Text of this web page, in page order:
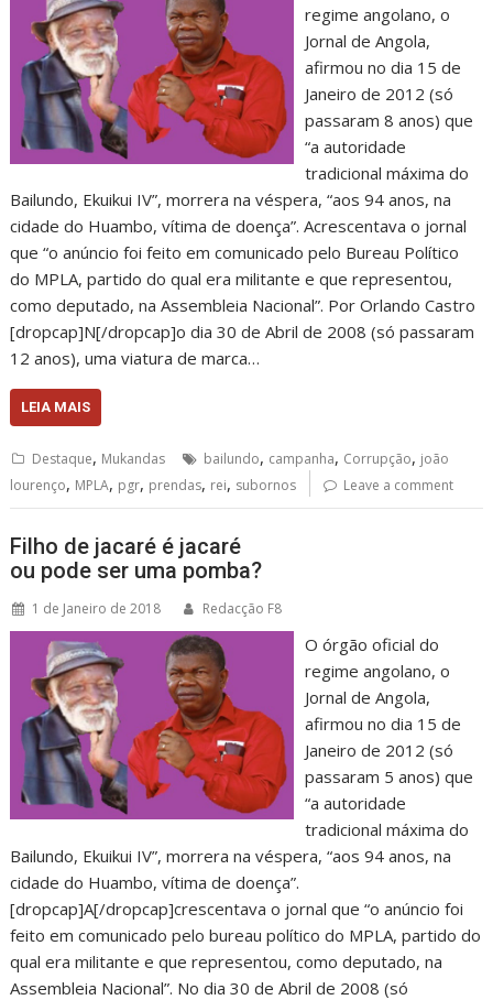
regime angolano, o
Jornal de Angola,
afirmou no dia 15 de
Janeiro de 2012 (só
passaram 8 anos) que
“a autoridade
tradicional máxima do
Bailundo, Ekuikui IV”, morrera na véspera, “aos 94 anos, na
cidade do Huambo, vítima de doença”. Acrescentava o jornal
que “o anúncio foi feito em comunicado pelo Bureau Político
do MPLA, partido do qual era militante e que representou,
como deputado, na Assembleia Nacional”. Por Orlando Castro
[dropcap]N[/dropcap]o dia 30 de Abril de 2008 (só passaram
12 anos), uma viatura de marca…
LEIA MAIS
Destaque, Mukandas bailundo, campanha, Corrupção, joão
lourenço, MPLA, pgr, prendas, rei, subornos Leave a comment
Filho de jacaré é jacaré
ou pode ser uma pomba?
1 de Janeiro de 2018 Redacção F8
O órgão oficial do
regime angolano, o
Jornal de Angola,
afirmou no dia 15 de
Janeiro de 2012 (só
passaram 5 anos) que
“a autoridade
tradicional máxima do
Bailundo, Ekuikui IV”, morrera na véspera, “aos 94 anos, na
cidade do Huambo, vítima de doença”.
[dropcap]A[/dropcap]crescentava o jornal que “o anúncio foi
feito em comunicado pelo bureau político do MPLA, partido do
qual era militante e que representou, como deputado, na
Assembleia Nacional”. No dia 30 de Abril de 2008 (só